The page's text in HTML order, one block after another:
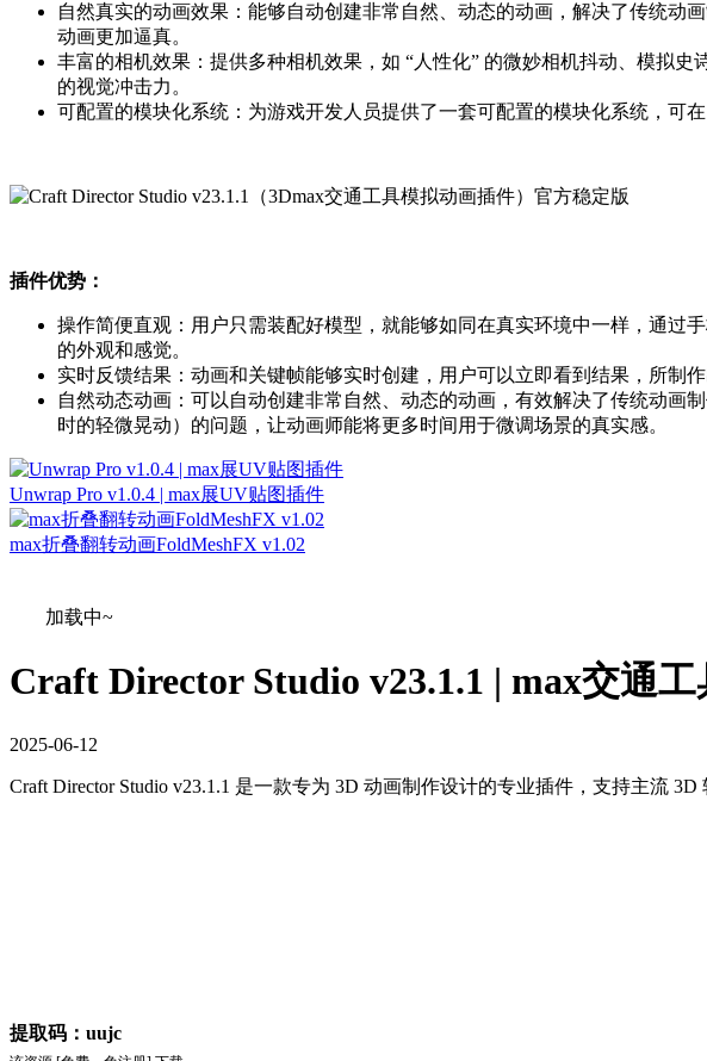
自然真实的动画效果：能够自动创建非常自然、动态的动画，解决
动画更加逼真。
丰富的相机效果：提供多种相机效果，如 “人性化” 的微妙相机抖动、模
的视觉冲击力。
可配置的模块化系统：为游戏开发人员提供了一套可配置的模块化系统，可
插件优势：
操作简便直观：用户只需装配好模型，就能够如同在真实环境中一样，通过
的外观和感觉。
实时反馈结果：动画和关键帧能够实时创建，用户可以立即看到结果，所制
自然动态动画：可以自动创建非常自然、动态的动画，有效解决了传
时的轻微晃动）的问题，让动画师能将更多时间用于微调场景的真实感。
Unwrap Pro v1.0.4 | max展UV贴图插件
max折叠翻转动画FoldMeshFX v1.02
加载中~
Craft Director Studio v23.1.1 | max交通
2025-06-12
Craft Director Studio v23.1.1 是一款专为 3D 动画制作设计的专业插件，支持主流
提取码：uujc